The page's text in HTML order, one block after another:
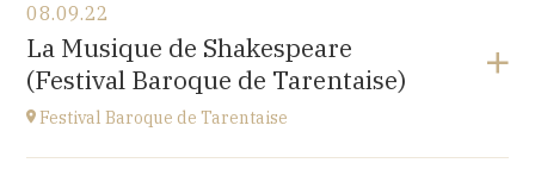
Esplanade Léopold-Robert 1 CH-2000 Neuchâtel
at20:15
08.09.22
La Musique de Shakespeare
(Festival Baroque de Tarentaise)
Festival Baroque de Tarentaise